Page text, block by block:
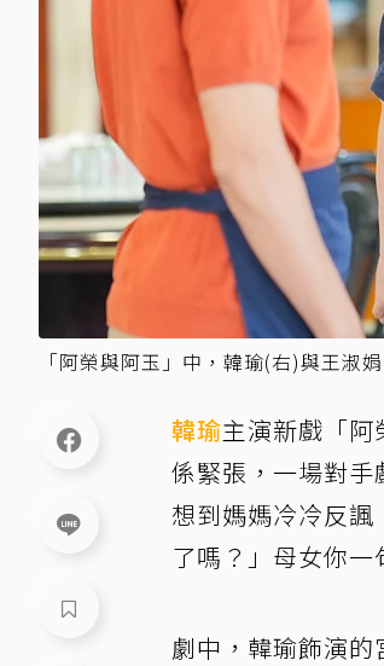
「阿榮與阿玉」中，韓瑜(右)與王淑
韓瑜主演新戲「
係緊張，一場對
想到媽媽冷冷反
了嗎？」母女你一
劇中，韓瑜飾演